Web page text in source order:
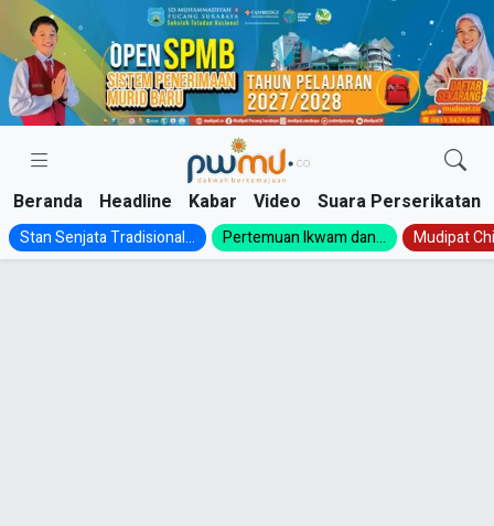
Skip
content
Beranda Headline Kabar Video Suara Perserikatan
Stan Senjata Tradisional... Pertemuan Ikwam dan... Mudipat